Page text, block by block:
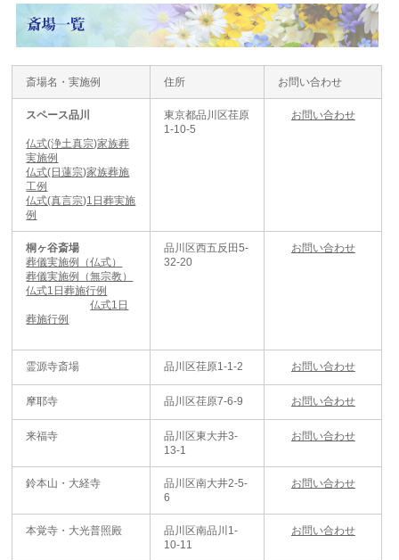
斎場名・実施例 住所 お問い合わせ
スペース品川
仏式(浄土真宗)家族葬
実施例
仏式(日蓮宗)家族葬施
工例
仏式(真言宗)1日葬実施
例
東京都品川区荏原
1-10-5
お問い合わせ
桐ヶ谷斎場
葬儀実施例（仏式）
葬儀実施例（無宗教）
仏式1日葬施行例
仏式1日
葬施行例
品川区西五反田5-
32-20
お問い合わせ
霊源寺斎場 品川区荏原1-1-2 お問い合わせ
摩耶寺 品川区荏原7-6-9 お問い合わせ
来福寺
品川区東大井3-
13-1
お問い合わせ
鈴本山・大経寺
品川区南大井2-5-
6
お問い合わせ
本覚寺・大光普照殿
品川区南品川1-
10-11
お問い合わせ